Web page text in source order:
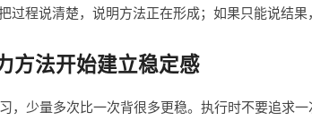
过程说清楚，说明方法正在形成；如果只能说结果
方法开始建立稳定感
，少量多次比一次背很多更稳。执行时不要追求